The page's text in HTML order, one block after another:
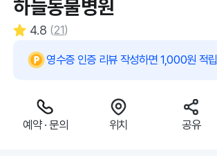
하늘동물병원
4.8 (21)
영수증 인증 리뷰 작성하면 1,000원 적립
예약 · 문의 위치 공유